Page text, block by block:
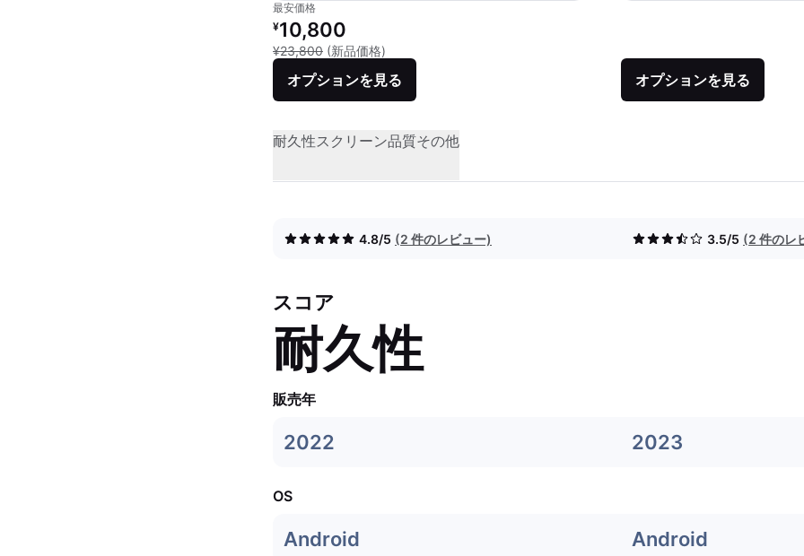
最安価格
リファービッシュ品の価格：
¥10,800
¥23,800 (新品価格)
オプションを見る オプションを見る
耐久性スクリーン品質その他
4.8/5 (2 件のレビュー) 3.5/5 (2 件のレ
スコア
耐久性
販売年
2022 2023
OS
Android Android